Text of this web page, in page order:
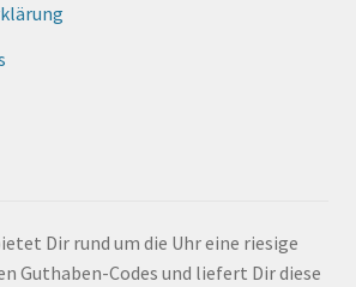
Dir rund um die Uhr eine riesige
Guthaben-Codes und liefert Dir diese